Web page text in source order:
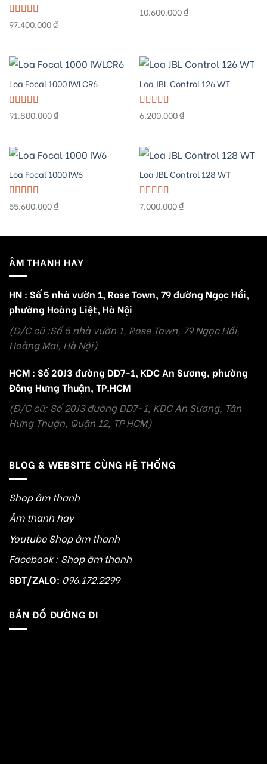
Được xếp
97.400.000₫
Được xếp
10.600.000₫
Loa Focal 1000 IWLCR6
Được xếp
91.800.000₫
Loa JBL Control 126 WT
Được xếp
6.200.000₫
Loa Focal 1000 IW6
Được xếp
55.600.000₫
Loa JBL Control 128 WT
Được xếp
7.000.000₫
ÂM THANH HAY
HN : Số 5 nhà vườn 1, Rose Town, 79 đường Ngọc Hồi,
phường Hoàng Liệt, Hà Nội
(Đ/C cũ :Số 5 nhà vườn 1, Rose Town, 79 Ngọc Hồi,
Hoàng Mai, Hà Nội)
HCM : Số 20J3 đường DD7-1, KDC An Sương, phường
Đông Hưng Thuận, TP.HCM
(Đ/C cũ: Số 20J3 đường DD7-1, KDC An Sương, Tân
Hưng Thuận, Quận 12, TP HCM)
BLOG & WEBSITE CÙNG HỆ THỐNG
Shop âm thanh
Âm thanh hay
Youtube Shop âm thanh
Facebook : Shop âm thanh
SĐT/ZALO: 096.172.2299
BẢN ĐỒ ĐƯỜNG ĐI